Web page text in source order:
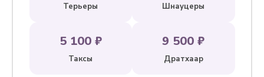
Терьеры Шнауцеры
5 100 ₽
Таксы
9 500 ₽
Дратхаар